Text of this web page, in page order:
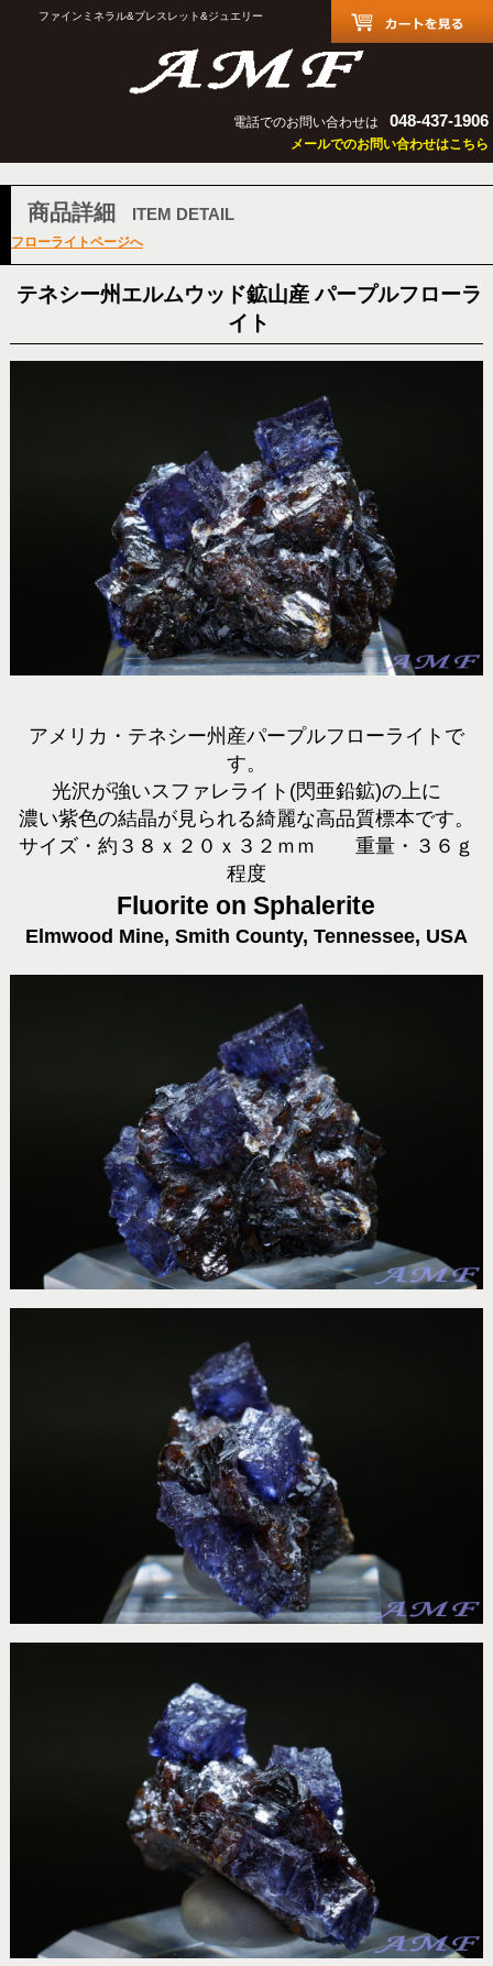
ファインミネラル&ブレスレット&ジュエリー
電話でのお問い合わせは 048-437-1906
メールでのお問い合わせはこちら
商品詳細 ITEM DETAIL
フローライトページへ
テネシー州エルムウッド鉱山産 パープルフローラ
イト
アメリカ・テネシー州産パープルフローライトで
す。
光沢が強いスファレライト(閃亜鉛鉱)の上に
濃い紫色の結晶が見られる綺麗な高品質標本です。
サイズ・約３８ｘ２０ｘ３２ｍｍ 重量・３６ｇ
程度
Fluorite on Sphalerite
Elmwood Mine, Smith County, Tennessee, USA